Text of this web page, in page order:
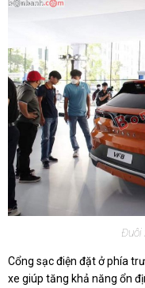
Đuôi
Cổng sạc điện đặt ở phía
xe giúp tăng khả năng ổn